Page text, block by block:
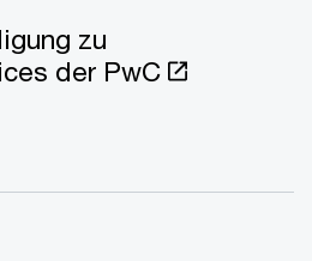
zu
der PwC